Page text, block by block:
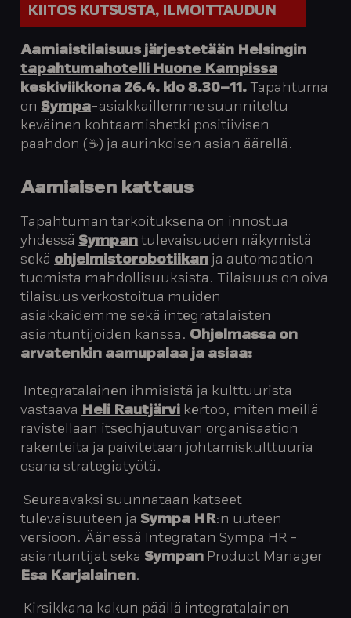
KIITOS KUTSUSTA, ILMOITTAUDUN
Aamiaistilaisuus järjestetään Helsingin
tapahtumahotelli Huone Kampissa
keskiviikkona 26.4. klo 8.30–11.
Tapahtuma
on Sympa-asiakkaillemme suunniteltu
keväinen kohtaamishetki positiivisen
paahdon (☕️) ja aurinkoisen asian äärellä.
Aamiaisen kattaus
Tapahtuman tarkoituksena on innostua
yhdessä Sympan tulevaisuuden näkymistä
sekä ohjelmistorobotiikan ja automaation
tuomista mahdollisuuksista. Tilaisuus on oiva
tilaisuus verkostoitua muiden
asiakkaidemme sekä integratalaisten
asiantuntijoiden kanssa. Ohjelmassa on
arvatenkin aamupalaa ja asiaa:
️ Integratalainen ihmisistä ja kulttuurista
vastaava
Heli Rautjärvi kertoo, miten meillä
ravistellaan itseohjautuvan organisaation
rakenteita ja päivitetään johtamiskulttuuria
osana strategiatyötä.
️ Seuraavaksi suunnataan katseet
tulevaisuuteen ja Sympa HR:n uuteen
versioon. Äänessä Integratan Sympa HR -
asiantuntijat sekä Sympan Product Manager
Esa Karjalainen.
️ Kirsikkana kakun päällä integratalainen